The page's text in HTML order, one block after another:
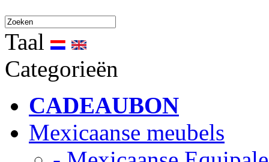
Taal
Categorieën
CADEAUBON
Mexicaanse meubels